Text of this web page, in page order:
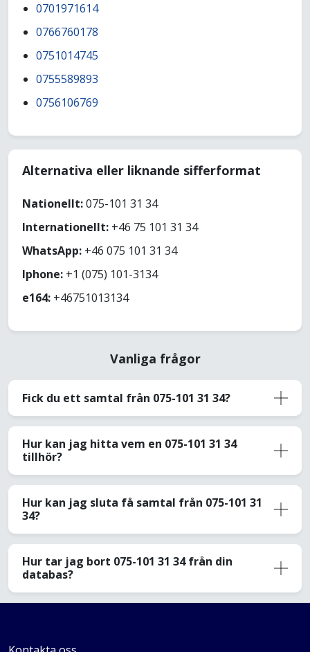
0701971614
0766760178
0751014745
0755589893
0756106769
Alternativa eller liknande sifferformat
Nationellt:075-101 31 34
Internationellt: +46 75 101 31 34
WhatsApp: +46 075 101 31 34
Iphone: +1 (075) 101-3134
e164: +46751013134
Vanliga frågor
Fick du ett samtal från 075-101 31 34?
Hur kan jag hitta vem en 075-101 31 34
tillhör?
Hur kan jag sluta få samtal från 075-101 31
34?
Hur tar jag bort 075-101 31 34 från din
databas?